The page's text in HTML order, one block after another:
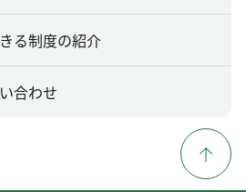
る制度の紹介
合わせ